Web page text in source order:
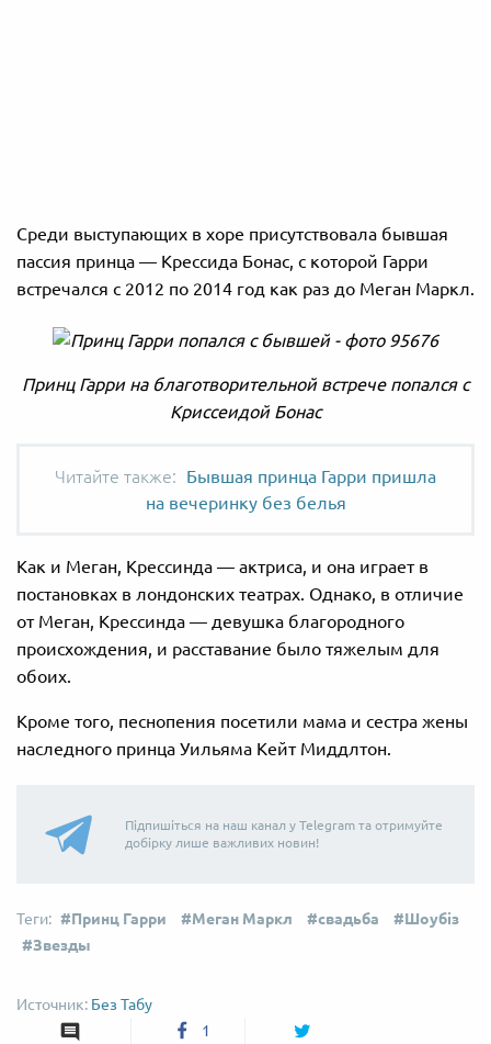
Среди выступающих в хоре присутствовала бывшая
пассия принца — Крессида Бонас, с которой Гарри
встречался с 2012 по 2014 год как раз до Меган Маркл.
Принц Гарри на благотворительной встрече попался с
Криссеидой Бонас
Бывшая принца Гарри пришла
на вечеринку без белья
Как и Меган, Крессинда — актриса, и она играет в
постановках в лондонских театрах. Однако, в отличие
от Меган, Крессинда — девушка благородного
происхождения, и расставание было тяжелым для
обоих.
Кроме того, песнопения посетили мама и сестра жены
наследного принца Уильяма Кейт Миддлтон.
Підпишіться на наш канал у Telegram та отримуйте
добірку лише важливих новин!
Принц Гарри Меган Маркл свадьба
Шоубіз
Звезды
Без Табу
1